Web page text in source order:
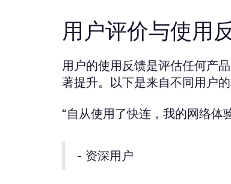
用户评价与使用
用户的使用反馈是评估任何产
著提升。以下是来自不同用户
“自从使用了快连，我的网络体
- 资深用户